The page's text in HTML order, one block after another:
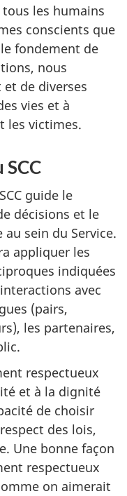
les humains
conscients que
fondement de
nous
de diverses
vies et à
les victimes.
SCC
guide le
décisions et le
sein du Service.
appliquer les
indiquées
avec
(pairs,
les partenaires,
respectueux
et à la dignité
de choisir
des lois,
Une bonne façon
respectueux
on aimerait